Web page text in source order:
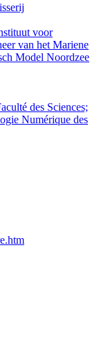
voor
van het Mariene
Model Noordzee
des Sciences;
Numérique des